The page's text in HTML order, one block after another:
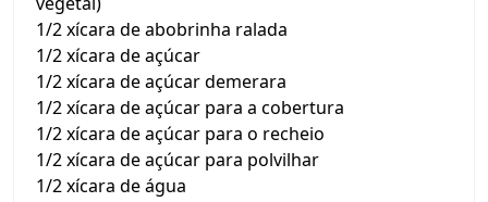
1/2 xícara de abobrinha ralada
1/2 xícara de açúcar
1/2 xícara de açúcar demerara
1/2 xícara de açúcar para a cobertura
1/2 xícara de açúcar para o recheio
1/2 xícara de açúcar para polvilhar
1/2 xícara de água